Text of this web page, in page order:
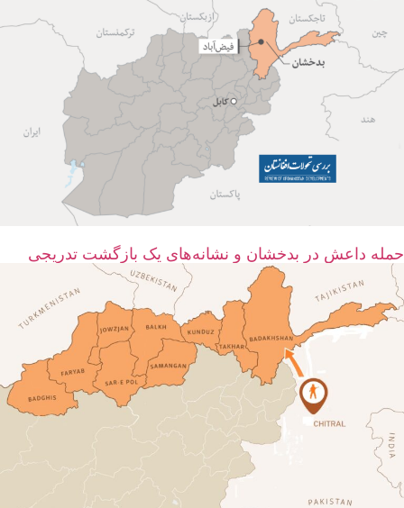
حمله داعش در بدخشان و نشانه‌های یک بازگشت تدریجی